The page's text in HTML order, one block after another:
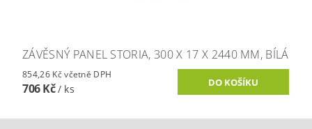
ZÁVĚSNÝ PANEL STORIA, 300 X 17 X 2440 MM, BÍLÁ
854,26 Kč včetně DPH
706 Kč/ ks